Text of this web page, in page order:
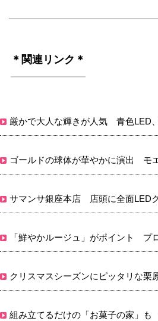
＊関連リンク＊
厳かで大人な輝きが人気 青色LED
サマンサ銀座本店 店頭に全面LED
「鮮やかルージュ」がポイント プ
クリスマスシーズンにピッタリな栗
組み立てるだけの「お菓子の家」